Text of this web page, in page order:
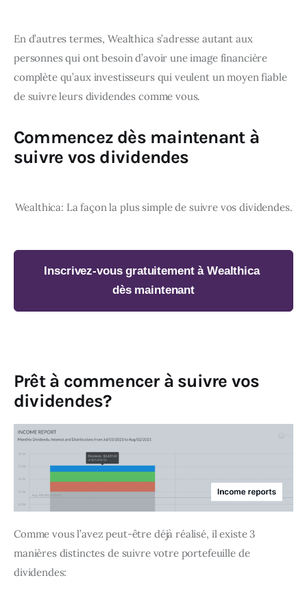
En d’autres termes, Wealthica s’adresse autant aux
personnes qui ont besoin d’avoir une image financière
complète qu’aux investisseurs qui veulent un moyen fiable
de suivre leurs dividendes comme vous.
Commencez dès maintenant à
suivre vos dividendes
Inscrivez-vous gratuitement à Wealthica
dès maintenant
Prêt à commencer à suivre vos
dividendes?
Comme vous l’avez peut-être déjà réalisé, il existe 3
manières distinctes de suivre votre portefeuille de
dividendes: